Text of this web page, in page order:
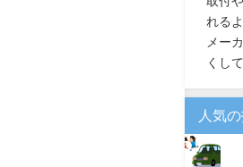
れる
メー
くし
人気